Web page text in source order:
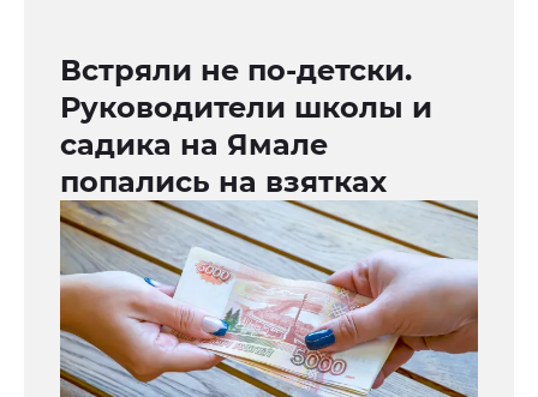
Встряли не по-детски.
Руководители школы и
садика на Ямале
попались на взятках